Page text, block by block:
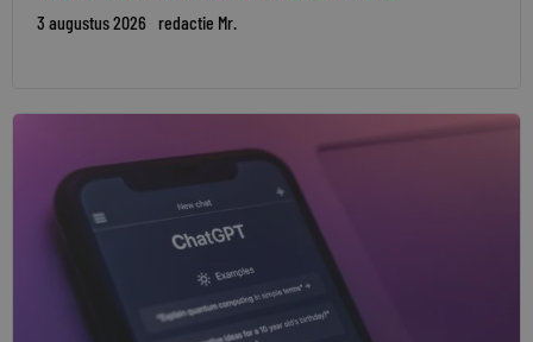
3 augustus 2026 redactie Mr.